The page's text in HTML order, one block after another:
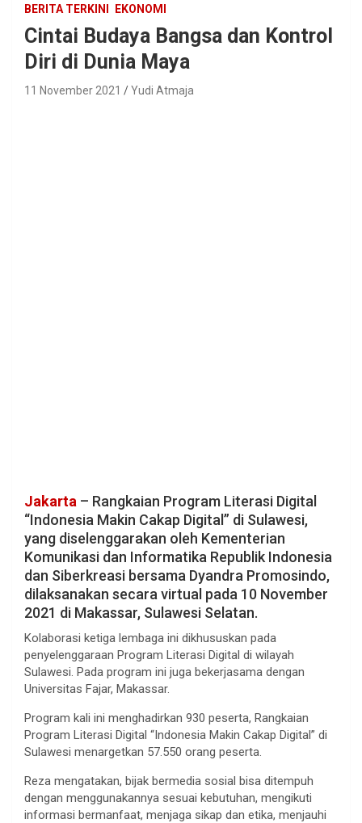
BERITA TERKINI EKONOMI
Cintai Budaya Bangsa dan Kontrol
Diri di Dunia Maya
11 November 2021 Yudi Atmaja
Jakarta – Rangkaian Program Literasi Digital
“Indonesia Makin Cakap Digital” di Sulawesi,
yang diselenggarakan oleh Kementerian
Komunikasi dan Informatika Republik Indonesia
dan Siberkreasi bersama Dyandra Promosindo,
dilaksanakan secara virtual pada 10 November
2021 di Makassar, Sulawesi Selatan.
Kolaborasi ketiga lembaga ini dikhususkan pada
penyelenggaraan Program Literasi Digital di wilayah
Sulawesi. Pada program ini juga bekerjasama dengan
Universitas Fajar, Makassar.
Program kali ini menghadirkan 930 peserta, Rangkaian
Program Literasi Digital “Indonesia Makin Cakap Digital” di
Sulawesi menargetkan 57.550 orang peserta.
Reza mengatakan, bijak bermedia sosial bisa ditempuh
dengan menggunakannya sesuai kebutuhan, mengikuti
informasi bermanfaat, menjaga sikap dan etika, menjauhi